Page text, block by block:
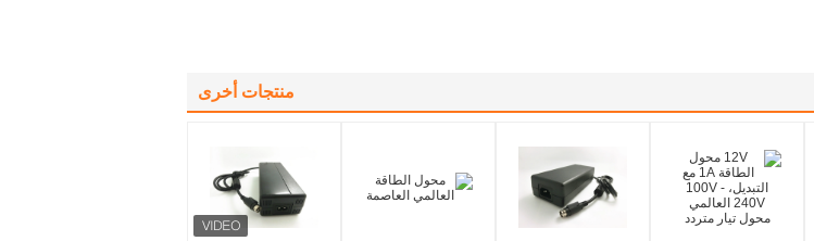
منتجات أخرى